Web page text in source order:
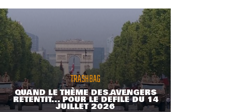
TRASHBAG
QUAND LE THÈME DES AVENGERS
RETENTIT... POUR LE DÉFILÉ DU 14
JUILLET 2026